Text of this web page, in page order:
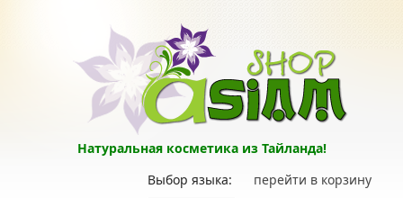
Натуральная косметика из Тайланда!
перейти в корзину
Выбор языка: